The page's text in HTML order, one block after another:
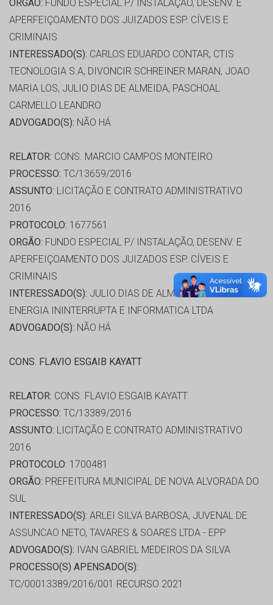
ORGÃO: FUNDO ESPECIAL P/ INSTALAÇÃO, DESENV. E
APERFEIÇOAMENTO DOS JUIZADOS ESP. CÍVEIS E
CRIMINAIS
INTERESSADO(S): CARLOS EDUARDO CONTAR, CTIS
TECNOLOGIA S.A, DIVONCIR SCHREINER MARAN, JOAO
MARIA LOS, JULIO DIAS DE ALMEIDA, PASCHOAL
CARMELLO LEANDRO
ADVOGADO(S): NÃO HÁ
RELATOR: CONS. MARCIO CAMPOS MONTEIRO
PROCESSO: TC/13659/2016
ASSUNTO: LICITAÇÃO E CONTRATO ADMINISTRATIVO
2016
PROTOCOLO: 1677561
ORGÃO: FUNDO ESPECIAL P/ INSTALAÇÃO, DESENV. E
APERFEIÇOAMENTO DOS JUIZADOS ESP. CÍVEIS E
CRIMINAIS
INTERESSADO(S): JULIO DIAS DE ALMEIDA, PRO-INFO
ENERGIA ININTERRUPTA E INFORMATICA LTDA
ADVOGADO(S): NÃO HÁ
CONS. FLAVIO ESGAIB KAYATT
RELATOR: CONS. FLAVIO ESGAIB KAYATT
PROCESSO: TC/13389/2016
ASSUNTO: LICITAÇÃO E CONTRATO ADMINISTRATIVO
2016
PROTOCOLO: 1700481
ORGÃO: PREFEITURA MUNICIPAL DE NOVA ALVORADA DO
SUL
INTERESSADO(S): ARLEI SILVA BARBOSA, JUVENAL DE
ASSUNCAO NETO, TAVARES & SOARES LTDA - EPP
ADVOGADO(S): IVAN GABRIEL MEDEIROS DA SILVA
PROCESSO(S) APENSADO(S):
TC/00013389/2016/001 RECURSO 2021